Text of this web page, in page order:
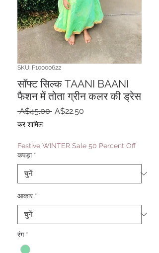
SKU: P10000622
सॉफ्ट सिल्क TAANI BAANI
फैशन में तोता ग्रीन कलर की ड्रेस
A$45.00 नियमित
A$22.50
कर शामिल
Festive WINTER Sale 50 Percent Off
कपड़ा *
आकार *
रंग *